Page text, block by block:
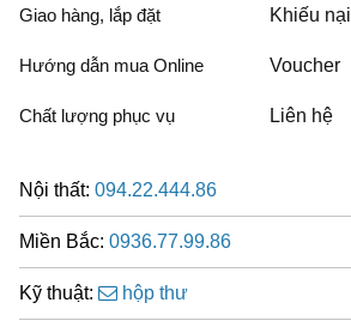
Giao hàng, lắp đặt
Hướng dẫn mua Online
Chất lượng phục vụ
Khiếu nại
Voucher
Liên hệ
Nội thất: 094.22.444.86
Miền Bắc: 0936.77.99.86
Kỹ thuật: hộp thư